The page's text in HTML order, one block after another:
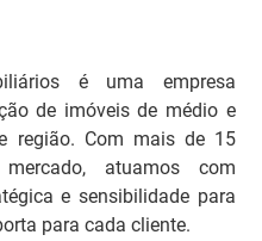
é uma empresa
de imóveis de médio e
região. Com mais de 15
atuamos com
e sensibilidade para
para cada cliente.